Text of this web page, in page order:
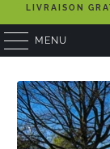
LIVRAISON
MENU